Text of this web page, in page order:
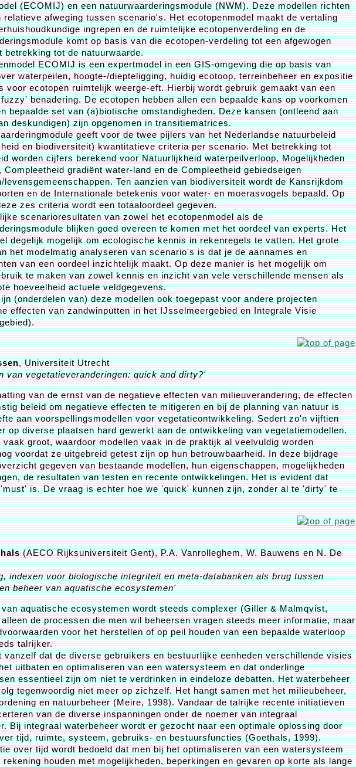
(ECOMIJ) en een natuurwaarderingsmodule (NWM). Deze modellen richten
relatieve afweging tussen scenario's. Het ecotopenmodel maakt de vertaling
ingrepen en de ruimtelijke ecotopenverdeling en de
komt op basis van die ecotopen-verdeling tot een afgewogen
betrekking tot de natuurwaarde.
ECOMIJ is een expertmodel in een GIS-omgeving die op basis van
waterpeilen, hoogte-/diepteligging, huidig ecotoop, terreinbeheer en expositie
voor ecotopen ruimtelijk weerge-eft. Hierbij wordt gebruik gemaakt van een
benadering. De ecotopen hebben allen een bepaalde kans op voorkomen
bepaalde set van (a)biotische omstandigheden. Deze kansen (ontleend aan
deskundigen) zijn opgenomen in transitiematrices.
geeft voor de twee pijlers van het Nederlandse natuurbeleid
en biodiversiteit) kwantitatieve criteria per scenario. Met betrekking tot
worden cijfers berekend voor Natuurlijkheid waterpeilverloop, Mogelijkheden
Compleetheid gradiënt water-land en de Compleetheid gebiedseigen
levensgemeenschappen. Ten aanzien van biodiversiteit wordt de Kansrijkdom
en de Internationale betekenis voor water- en moerasvogels bepaald. Op
zes criteria wordt een totaaloordeel gegeven.
scenarioresultaten van zowel het ecotopenmodel als de
blijken goed overeen te komen met het oordeel van experts. Het
degelijk mogelijk om ecologische kennis in rekenregels te vatten. Het grote
het modelmatig analyseren van scenario's is dat je de aannames en
van een oordeel inzichtelijk maakt. Op deze manier is het mogelijk om
te maken van zowel kennis en inzicht van vele verschillende mensen als
hoeveelheid actuele veldgegevens.
(onderdelen van) deze modellen ook toegepast voor andere projecten
effecten van zandwinputten in het IJsselmeergebied en Integrale Visie
, Universiteit Utrecht
van vegetatieveranderingen: quick and dirty?'
van de ernst van de negatieve effecten van milieuverandering, de effecten
beleid om negatieve effecten te mitigeren en bij de planning van natuur is
aan voorspellingsmodellen voor vegetatieontwikkeling. Sedert zo'n vijftien
op diverse plaatsen hard gewerkt aan de ontwikkeling van vegetatiemodellen.
vaak groot, waardoor modellen vaak in de praktijk al veelvuldig worden
voordat ze uitgebreid getest zijn op hun betrouwbaarheid. In deze bijdrage
gegeven van bestaande modellen, hun eigenschappen, mogelijkheden
de resultaten van testen en recente ontwikkelingen. Het is evident dat
is. De vraag is echter hoe we 'quick' kunnen zijn, zonder al te 'dirty' te
(AECO Rijksuniversiteit Gent), P.A. Vanrolleghem, W. Bauwens en N. De
indexen voor biologische integriteit en meta-databanken als brug tussen
beheer van aquatische ecosystemen'
van aquatische ecosystemen wordt steeds complexer (Giller & Malmqvist,
de processen die men wil beheersen vragen steeds meer informatie, maar
voor het herstellen of op peil houden van een bepaalde waterloop
talrijker.
vanzelf dat de diverse gebruikers en bestuurlijke eenheden verschillende visies
uitbaten en optimaliseren van een watersysteem en dat onderlinge
essentieel zijn om niet te verdrinken in eindeloze debatten. Het waterbeheer
tegenwoordig niet meer op zichzelf. Het hangt samen met het milieubeheer,
en natuurbeheer (Meire, 1998). Vandaar de talrijke recente initiatieven
van de diverse inspanningen onder de noemer van integraal
Bij integraal waterbeheer wordt er gezocht naar een optimale oplossing door
tijd, ruimte, systeem, gebruiks- en bestuursfuncties (Goethals, 1999).
over tijd wordt bedoeld dat men bij het optimaliseren van een watersysteem
rekening houden met mogelijkheden, beperkingen en gevaren op korte als lange